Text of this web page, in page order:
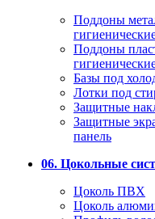
Поддоны
Поддоны
Базы под
Лотки под
Защитные
Защитные
панель
06. Цокольные
Цоколь ПВХ
Цоколь